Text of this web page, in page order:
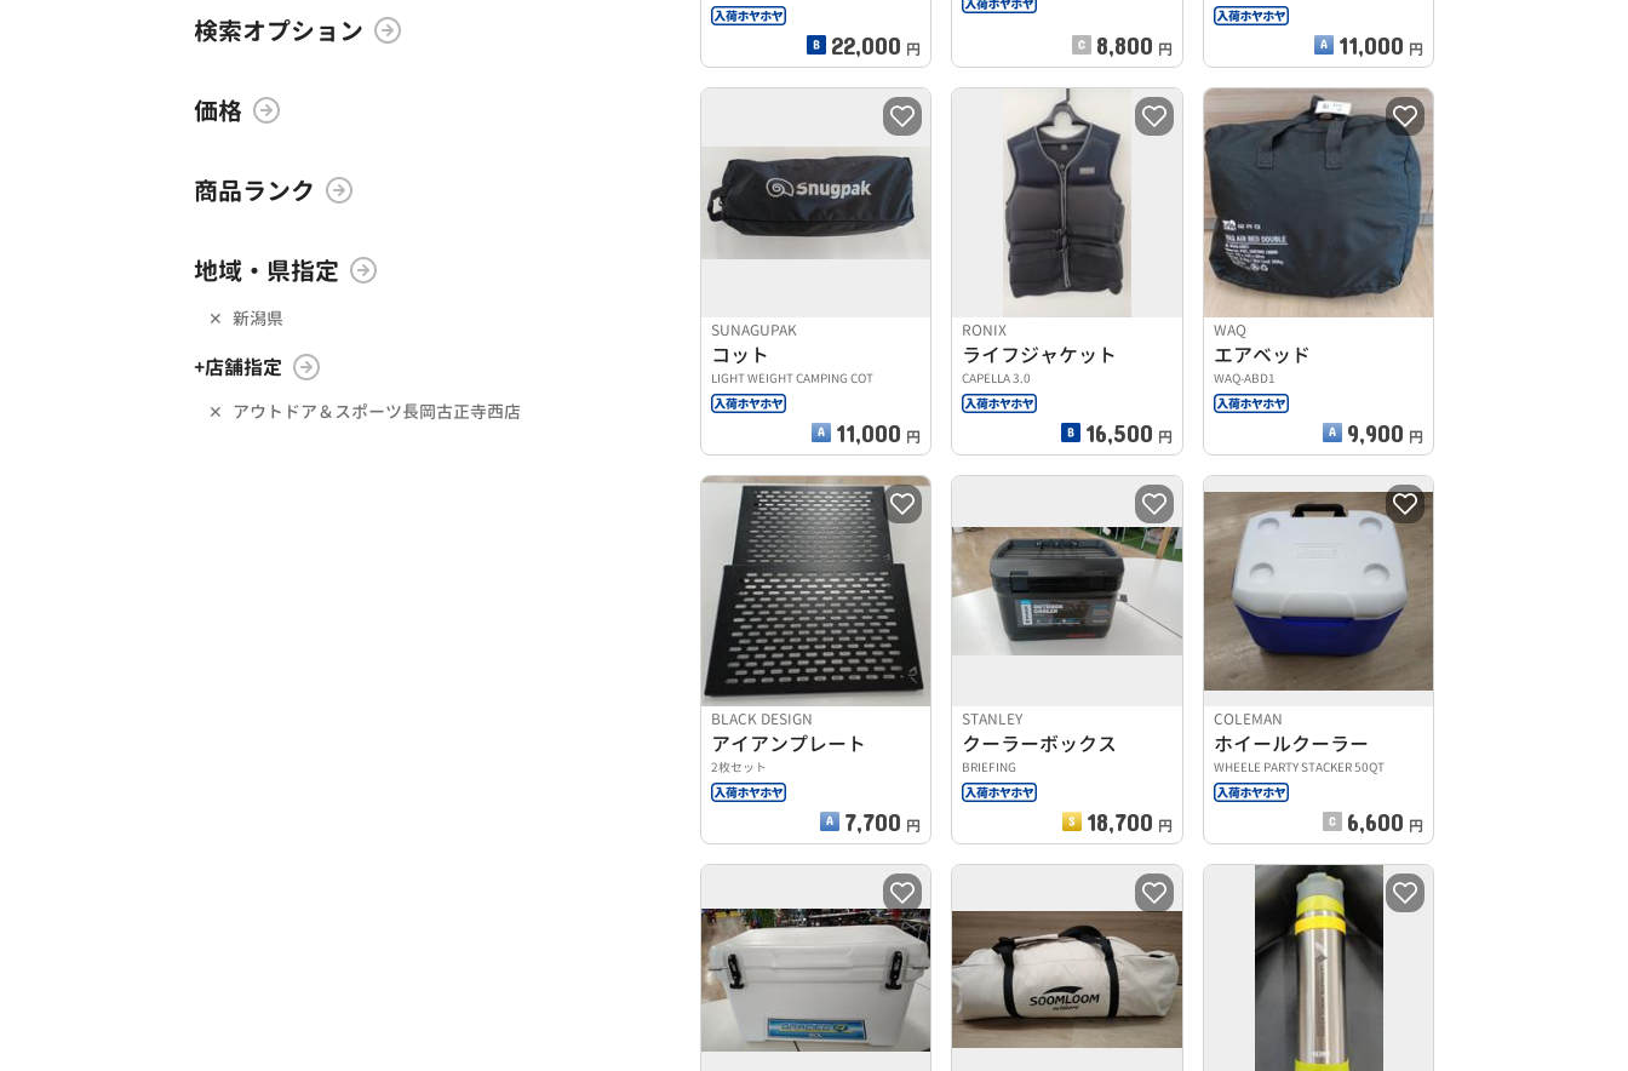
検索オプション
価格
商品ランク
地域・県指定
新潟県
+店舗指定
アウトドア＆スポーツ長岡古正寺西店
22,000 円 8,800 円 11,000 円
SUNAGUPAK
コット
LIGHT WEIGHT CAMPING COT
11,000 円
RONIX
ライフジャケット
CAPELLA 3.0
16,500 円
WAQ
エアベッド
WAQ-ABD1
9,900 円
BLACK DESIGN
アイアンプレート
2枚セット
7,700 円
STANLEY
クーラーボックス
BRIEFING
18,700 円
COLEMAN
ホイールクーラー
WHEELE PARTY STACKER 50QT
6,600 円